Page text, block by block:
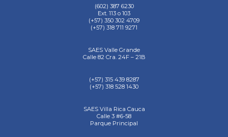
(602) 387 6230
Ext. 113 o 103
(+57) 350 302 4709
(+57) 318 711 9271
SAES Valle Grande
Calle 82 Cra. 24F – 21B
(+57) 315 439 8287
(+57) 318 528 1430
SAES Villa Rica Cauca
Calle 3 #6-58
Parque Principal